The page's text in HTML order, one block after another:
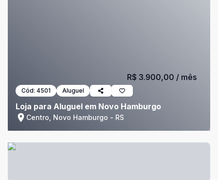
Cód: 4501 Aluguel
Loja para Aluguel em Novo Hamburgo
Centro, Novo Hamburgo - RS
R$ 3.900,00 / mês